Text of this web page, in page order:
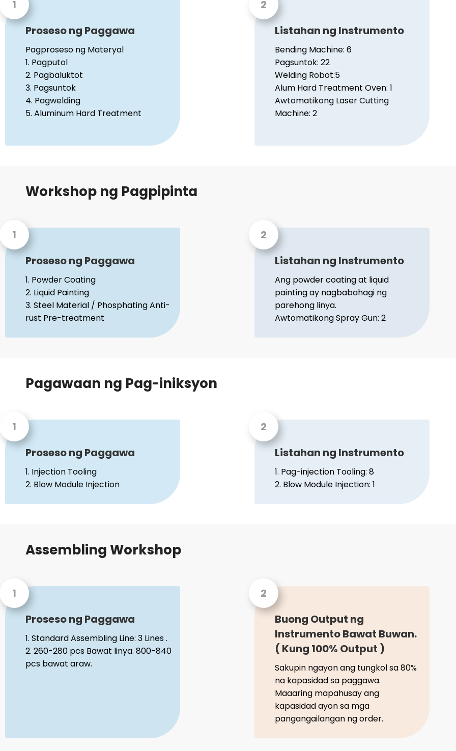
Proseso ng Paggawa
Pagproseso ng Materyal
1. Pagputol
2. Pagbaluktot
3. Pagsuntok
4. Pagwelding
5. Aluminum Hard Treatment
Listahan ng Instrumento
Bending Machine: 6
Pagsuntok: 22
Welding Robot:5
Alum Hard Treatment Oven: 1
Awtomatikong Laser Cutting
Machine: 2
Workshop ng Pagpipinta
Proseso ng Paggawa
1. Powder Coating
2. Liquid Painting
3. Steel Material / Phosphating Anti-
rust Pre-treatment
Listahan ng Instrumento
Ang powder coating at liquid
painting ay nagbabahagi ng
parehong linya.
Awtomatikong Spray Gun: 2
Pagawaan ng Pag-iniksyon
Proseso ng Paggawa
1. Injection Tooling
2. Blow Module Injection
Listahan ng Instrumento
1. Pag-injection Tooling: 8
2. Blow Module Injection: 1
Assembling Workshop
Proseso ng Paggawa
1. Standard Assembling Line: 3 Lines .
2. 260-280 pcs Bawat linya. 800-840
pcs bawat araw.
Buong Output ng
Instrumento Bawat Buwan.
( Kung 100% Output )
Sakupin ngayon ang tungkol sa 80%
na kapasidad sa paggawa.
Maaaring mapahusay ang
kapasidad ayon sa mga
pangangailangan ng order.